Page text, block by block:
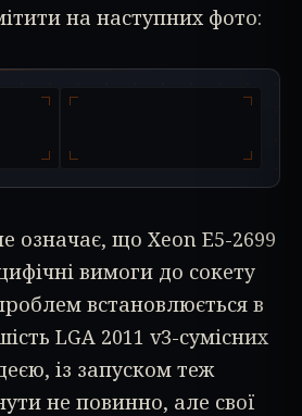
на наступних фото:
означає, що Xeon E5-2699
вимоги до сокету
встановлюється в
LGA 2011 v3-сумісних
із запуском теж
не повинно, але свої